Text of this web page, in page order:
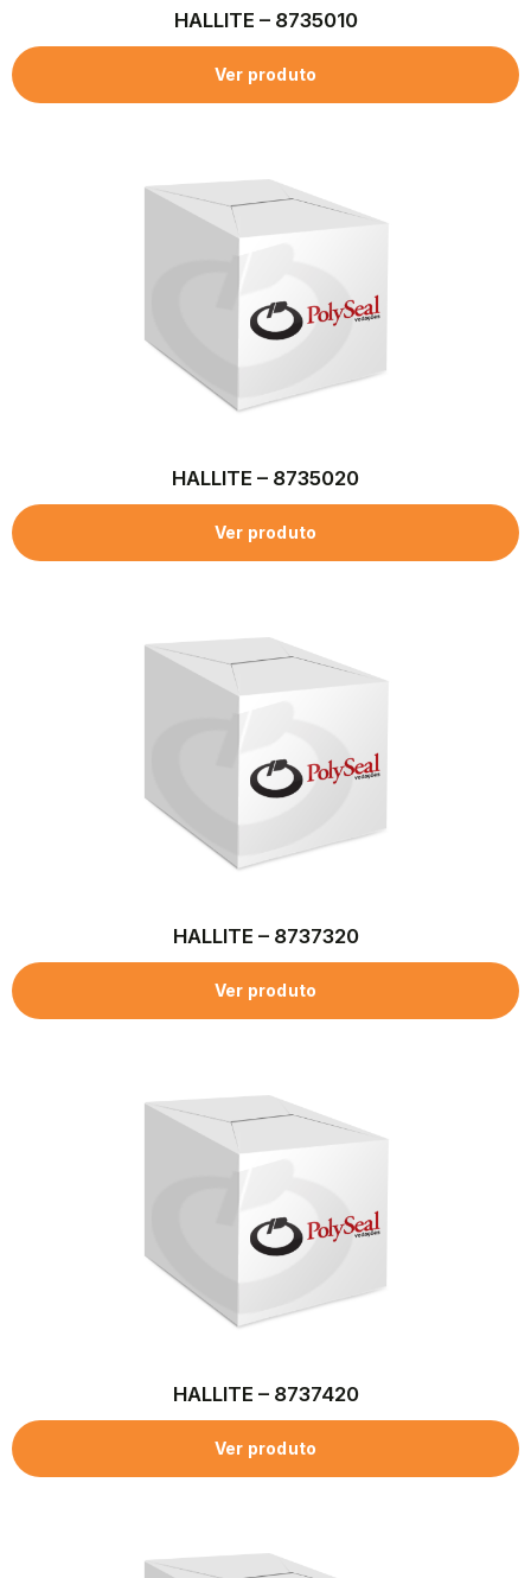
HALLITE – 8735010
Ver produto
HALLITE – 8735020
Ver produto
HALLITE – 8737320
Ver produto
HALLITE – 8737420
Ver produto